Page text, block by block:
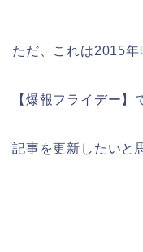
ただ、これは2015
【爆報フライデー
記事を更新したいと